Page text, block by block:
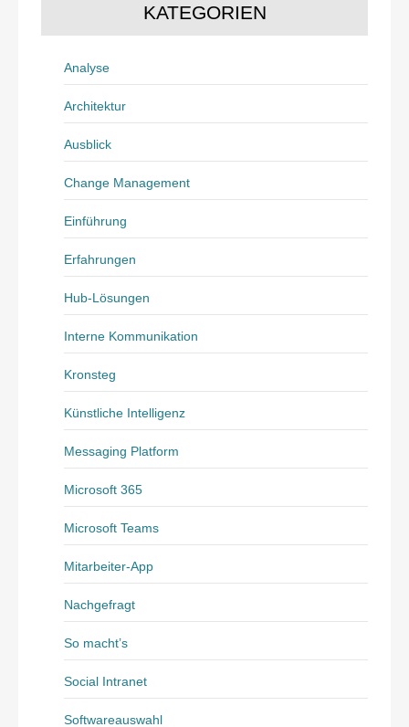
KATEGORIEN
Analyse
Architektur
Ausblick
Change Management
Einführung
Erfahrungen
Hub-Lösungen
Interne Kommunikation
Kronsteg
Künstliche Intelligenz
Messaging Platform
Microsoft 365
Microsoft Teams
Mitarbeiter-App
Nachgefragt
So macht’s
Social Intranet
Softwareauswahl